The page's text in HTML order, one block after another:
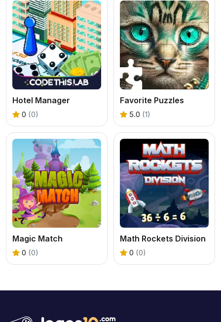
Hotel Manager
0 (0)
Favorite Puzzles
5.0 (1)
Magic Match
0 (0)
Math Rockets Division
0 (0)